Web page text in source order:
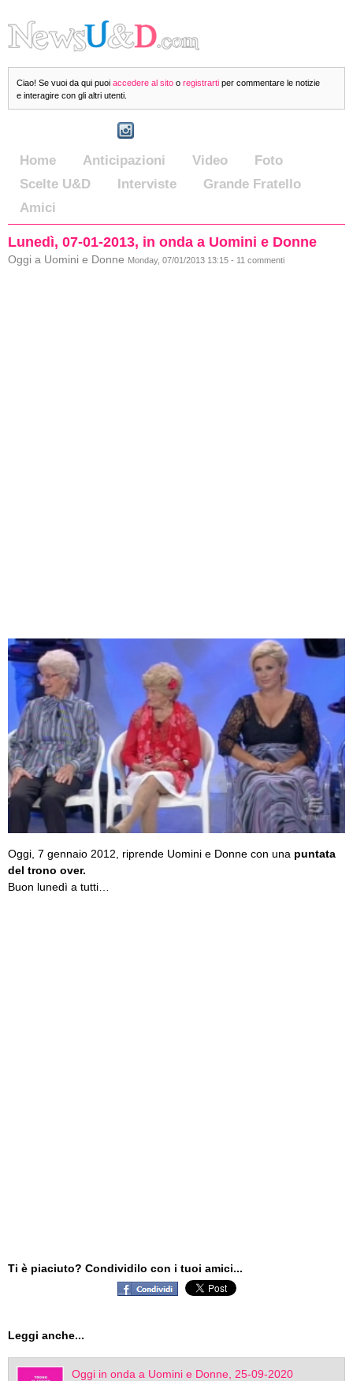
Ciao! Se vuoi da qui puoi accedere al sito o registrarti per commentare le notizie
e interagire con gli altri utenti.
Home Anticipazioni Video
Foto
Scelte U&D
Interviste
Grande Fratello
Amici
Lunedì, 07-01-2013, in onda a Uomini e Donne
Oggi a Uomini e Donne Monday, 07/01/2013 13:15 - 11 commenti
Oggi, 7 gennaio 2012, riprende Uomini e Donne con una puntata
del trono over.
Buon lunedì a tutti…
Ti è piaciuto? Condividilo con i tuoi amici...
Leggi anche...
Oggi in onda a Uomini e Donne, 25-09-2020